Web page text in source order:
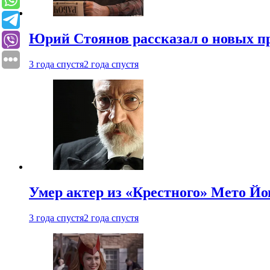
Юрий Стоянов рассказал о новых
3 года спустя2 года спустя
Умер актер из «Крестного» Мето
3 года спустя2 года спустя